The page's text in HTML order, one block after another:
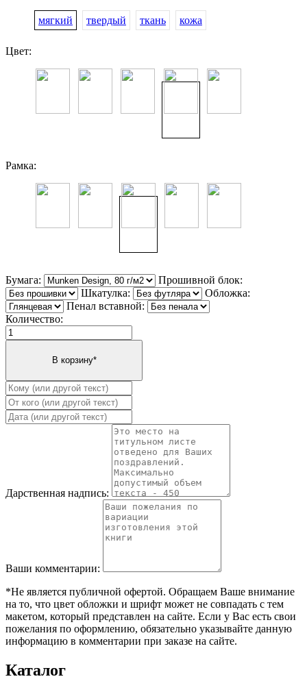
мягкий твердый ткань кожа
Цвет:
Рамка:
Бумага:
Прошивной блок:
Шкатулка:
Обложка:
Пенал вставной:
Количество:
Дарственная надпись:
Ваши комментарии:
*Не является публичной офертой. Обращаем Ваше внимание
на то, что цвет обложки и шрифт может не совпадать с тем
макетом, который представлен на сайте. Если у Вас есть свои
пожелания по оформлению, обязательно указывайте данную
информацию в комментарии при заказе на сайте.
Каталог